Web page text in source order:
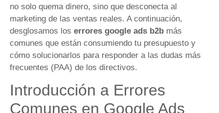
no solo quema dinero, sino que desconecta al
marketing de las ventas reales. A continuación,
desglosamos los errores google ads b2b más
comunes que están consumiendo tu presupuesto y
cómo solucionarlos para responder a las dudas más
frecuentes (PAA) de los directivos.
Introducción a Errores
Comunes en Google Ads